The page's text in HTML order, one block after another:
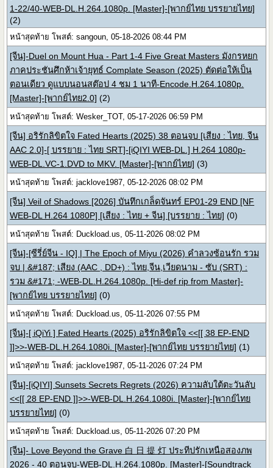
1-22/40-WEB-DL.H.264.1080p. [Master]-[พากย์ไทย บรรยายไทย]
(2)
หน้าสุดท้าย โพสต์: sangoun, 05-18-2026 08:44 PM
[จีน]-Duel on Mount Hua - Part 1-4 Five Great Masters มังกรหยก
ภาคประชันศึกห้าเจ้ายุทธ์ Complate Season (2025) ตัดต่อให้เป็น
ตอนเดียว ดูแบบนอนสต๊อป 4 ชม 1 นาที-Encode.H.264.1080p.
[Master]-[พากย์ไทย2.0] (2)
หน้าสุดท้าย โพสต์: Wesker_TOT, 05-17-2026 06:59 PM
[จีน] อริรักลิขิตใจ Fated Hearts (2025) 38 ตอนจบ [เสียง : ไทย, จีน
AAC 2.0]-[ บรรยาย : ไทย SRT]-[iQIYI WEB-DL.] H.264 1080p-
WEB-DL.VC-1.DVD to MKV. [Master]-[พากย์ไทย] (3)
หน้าสุดท้าย โพสต์: jacklove1987, 05-12-2026 08:02 PM
[จีน] Veil of Shadows [2026] บันทึกเกล็ดจันทร์ EP01-29 END [NF
WEB-DL H.264 1080P] [เสียง : ไทย + จีน] [บรรยาย : ไทย] (0)
หน้าสุดท้าย โพสต์: Duckload.us, 05-11-2026 08:02 PM
[จีน]-[ซีรี่ย์จีน - IQ] | The Epoch of Miyu (2026) คำลวงซ้อนรัก รวม
จบ | &#187; เสียง (AAC , DD+) : ไทย,จีน,เวียดนาม - ซับ (SRT) :
รวม &#171; -WEB-DL.H.264.1080p. [Hi-def rip from Master]-
[พากย์ไทย บรรยายไทย] (0)
หน้าสุดท้าย โพสต์: Duckload.us, 05-11-2026 07:55 PM
[จีน]-[ iQiYi ] Fated Hearts (2025) อริรักลิขิตใจ <<[[ 38 EP-END
]]>>-WEB-DL.H.264.1080i. [Master]-[พากย์ไทย บรรยายไทย] (1)
หน้าสุดท้าย โพสต์: jacklove1987, 05-11-2026 07:24 PM
[จีน]-[iQIYI] Sunsets Secrets Regrets (2026) ความลับใต้ตะวันลับ
<<[[ 28 EP-END ]]>>-WEB-DL.H.264.1080i. [Master]-[พากย์ไทย
บรรยายไทย] (0)
หน้าสุดท้าย โพสต์: Duckload.us, 05-11-2026 07:20 PM
[จีน]- Love Beyond the Grave 白 日 提 灯 ประทีปรักเหนือสองภพ
2026 - 40 ตอนจบ-WEB-DL.H.264.1080p. [Master]-[Soundtrack